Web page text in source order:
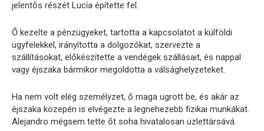
jelentős részét Lucía építette fel.
Ő kezelte a pénzügyeket, tartotta a kapcsolatot a külföldi
ügyfelekkel, irányította a dolgozókat, szervezte a
szállításokat, előkészítette a vendégek szállásait, és nappal
vagy éjszaka bármikor megoldotta a válsághelyzeteket.
Ha nem volt elég személyzet, ő maga ugrott be, és akár az
éjszaka közepén is elvégezte a legnehezebb fizikai munkákat.
Alejandro mégsem tette őt soha hivatalosan üzlettársává.